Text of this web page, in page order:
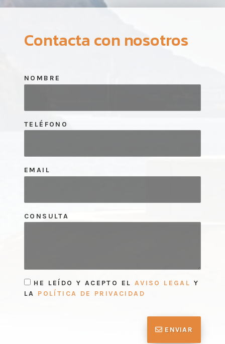
Contacta con nosotros
NOMBRE
TELÉFONO
EMAIL
CONSULTA
HE LEÍDO Y ACEPTO EL AVISO LEGAL Y
LA POLÍTICA DE PRIVACIDAD
ENVIAR